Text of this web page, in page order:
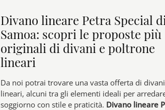
Divano lineare Petra Special di
Samoa: scopri le proposte più
originali di divani e poltrone
lineari
Da noi potrai trovare una vasta offerta di divani
lineari, alcuni tra gli elementi ideali per
soggiorno con stile e praticità. Divano lineare